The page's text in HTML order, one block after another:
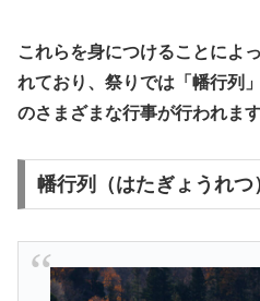
これらを身につけることによ
れており、祭りでは「幡行列
のさまざまな行事が行われます
幡行列（はたぎょうれつ